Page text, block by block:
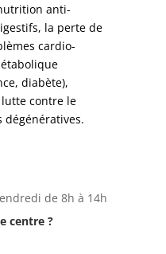
anti-
la perte de
cardio-
diabète),
lutte contre le
dégénératives.
de 8h à 14h
centre ?